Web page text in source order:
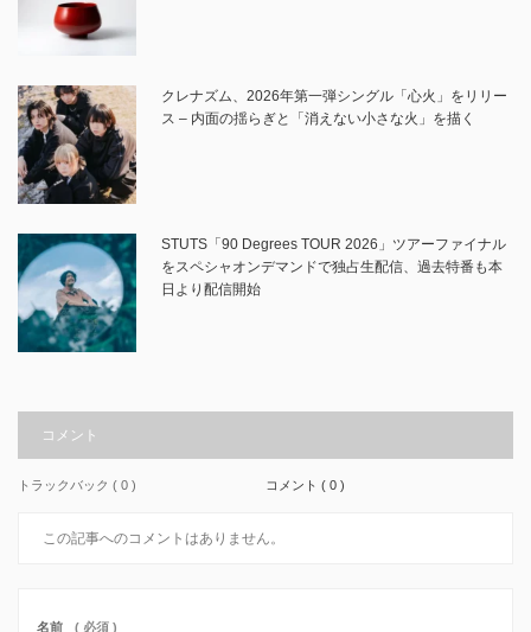
クレナズム、2026年第一弾シングル「心火」をリリー
ス – 内面の揺らぎと「消えない小さな火」を描く
STUTS「90 Degrees TOUR 2026」ツアーファイナル
をスペシャオンデマンドで独占生配信、過去特番も本
日より配信開始
コメント
トラックバック ( 0 ) コメント ( 0 )
この記事へのコメントはありません。
名前 ( 必須 )